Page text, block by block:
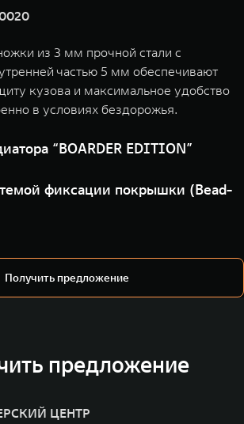
из 3 мм прочной стали с
частью 5 мм обеспечивают
кузова и максимальное удобство
в условиях бездорожья.
“BOARDER EDITION”
“BOARDER EDITION” из прочного
фиксации покрышки (Bead-
со специальным элементом Beadlock
фиксируют край шины и не
Получить предложение
предложение
ЦЕНТР